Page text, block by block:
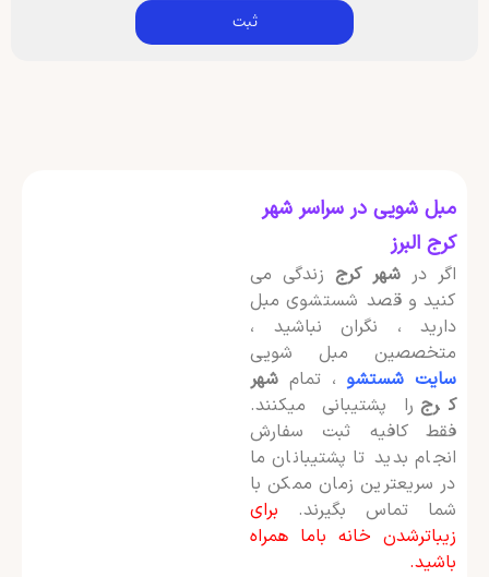
ثبت
مبل شویی در سراسر شهر
کرج البرز
اگر در شهر کرج زندگی می
کنید و قصد شستشوی مبل
دارید ، نگران نباشید ،
متخصصین مبل شویی
سایت شستشو، تمام شهر
کرج را پشتیبانی میکنند.
فقط کافیه ثبت سفارش
انجام بدید تا پشتیبانان ما
در سریعترین زمان ممکن با
شما تماس بگیرند.
برای
زیباترشدن خانه باما همراه
باشید.